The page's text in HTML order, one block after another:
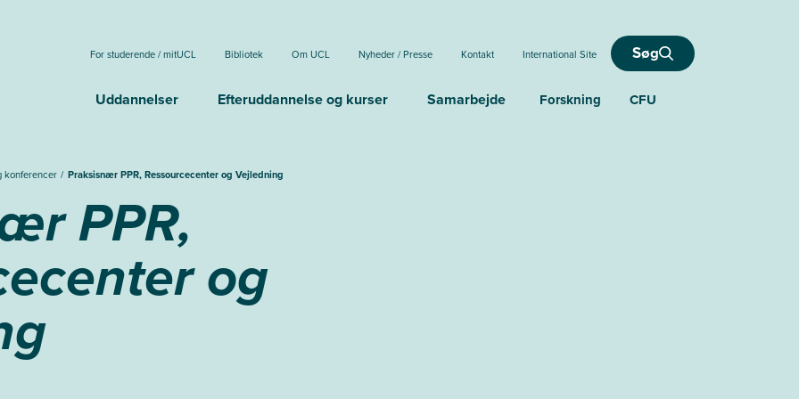
For studerende / mitUCL Bibliotek Om UCL Nyheder / Presse Kontakt International Site Søg
Uddannelser Efteruddannelse og kurser Samarbejde Forskning CFU
konferencer Praksisnær PPR, Ressourcecenter og Vejledning
PPR,
og